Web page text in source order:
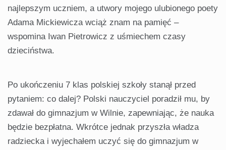
najlepszym uczniem, a utwory mojego ulubionego poety
Adama Mickiewicza wciąż znam na pamięć –
wspomina Iwan Pietrowicz z uśmiechem czasy
dzieciństwa.
Po ukończeniu 7 klas polskiej szkoły stanął przed
pytaniem: co dalej? Polski nauczyciel poradził mu, by
zdawał do gimnazjum w Wilnie, zapewniając, że nauka
będzie bezpłatna. Wkrótce jednak przyszła władza
radziecka i wyjechałem uczyć się do gimnazjum w